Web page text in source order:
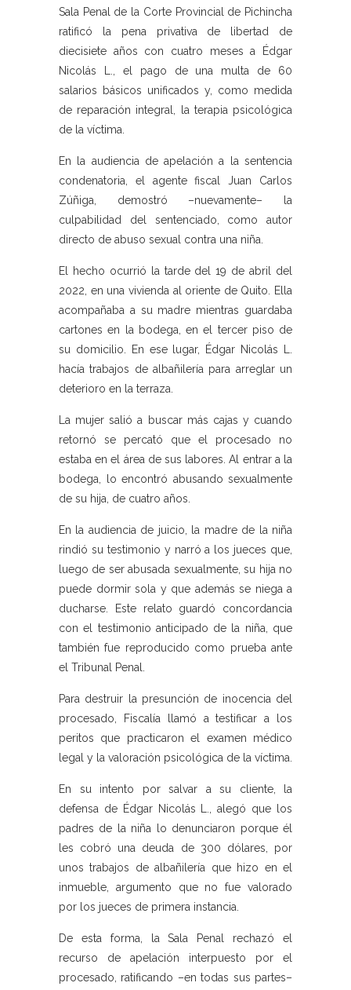
Sala Penal de la Corte Provincial de Pichincha
ratificó la pena privativa de libertad de
diecisiete años con cuatro meses a Édgar
Nicolás L., el pago de una multa de 60
salarios básicos unificados y, como medida
de reparación integral, la terapia psicológica
de la víctima.
En la audiencia de apelación a la sentencia
condenatoria, el agente fiscal Juan Carlos
Zúñiga, demostró –nuevamente– la
culpabilidad del sentenciado, como autor
directo de abuso sexual contra una niña.
El hecho ocurrió la tarde del 19 de abril del
2022, en una vivienda al oriente de Quito. Ella
acompañaba a su madre mientras guardaba
cartones en la bodega, en el tercer piso de
su domicilio. En ese lugar, Édgar Nicolás L.
hacía trabajos de albañilería para arreglar un
deterioro en la terraza.
La mujer salió a buscar más cajas y cuando
retornó se percató que el procesado no
estaba en el área de sus labores. Al entrar a la
bodega, lo encontró abusando sexualmente
de su hija, de cuatro años.
En la audiencia de juicio, la madre de la niña
rindió su testimonio y narró a los jueces que,
luego de ser abusada sexualmente, su hija no
puede dormir sola y que además se niega a
ducharse. Este relato guardó concordancia
con el testimonio anticipado de la niña, que
también fue reproducido como prueba ante
el Tribunal Penal.
Para destruir la presunción de inocencia del
procesado, Fiscalía llamó a testificar a los
peritos que practicaron el examen médico
legal y la valoración psicológica de la víctima.
En su intento por salvar a su cliente, la
defensa de Édgar Nicolás L., alegó que los
padres de la niña lo denunciaron porque él
les cobró una deuda de 300 dólares, por
unos trabajos de albañilería que hizo en el
inmueble, argumento que no fue valorado
por los jueces de primera instancia.
De esta forma, la Sala Penal rechazó el
recurso de apelación interpuesto por el
procesado, ratificando –en todas sus partes–